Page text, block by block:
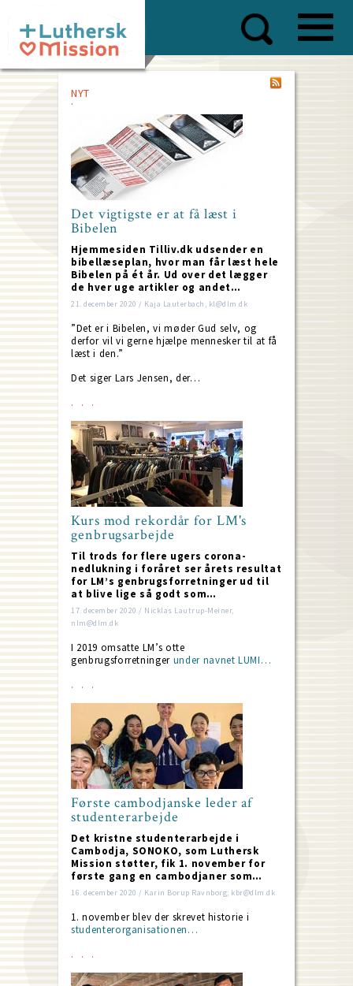
main
content
NYT
Det vigtigste er at få læst i
Bibelen
Hjemmesiden Tilliv.dk udsender en
bibellæseplan, hvor man får læst hele
Bibelen på ét år. Ud over det lægger
de hver uge artikler og andet…
21. december 2020 / Kaja Lauterbach, kl@dlm.dk
”Det er i Bibelen, vi møder Gud selv, og
derfor vil vi gerne hjælpe mennesker til at få
læst i den.”
Det siger Lars Jensen, der…
Kurs mod rekordår for LM's
genbrugsarbejde
Til trods for flere ugers corona-
nedlukning i foråret ser årets resultat
for LM’s genbrugsforretninger ud til
at blive lige så godt som…
17. december 2020 / Nicklas Lautrup-Meiner,
nlm@dlm.dk
I 2019 omsatte LM’s otte
genbrugsforretninger under navnet LUMI…
Første cambodjanske leder af
studenterarbejde
Det kristne studenterarbejde i
Cambodja, SONOKO, som Luthersk
Mission støtter, fik 1. november for
første gang en cambodjaner som…
16. december 2020 / Karin Borup Ravnborg; kbr@dlm.dk
1. november blev der skrevet historie i
studenterorganisationen…